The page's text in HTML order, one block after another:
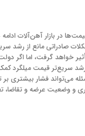
در بازار آهن‌آلات
صادراتی مانع از رشد
خواهد گرفت، اما اگر
سریع‌تر قیمت میلگرد
فشار بیشتری بر
و وضعیت عرضه و تقاضا،